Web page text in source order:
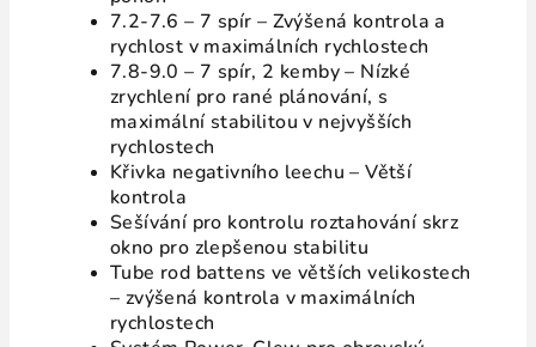
7.2-7.6 – 7 spír – Zvýšená kontrola a
rychlost v maximálních rychlostech
7.8-9.0 – 7 spír, 2 kemby – Nízké
zrychlení pro rané plánování, s
maximální stabilitou v nejvyšších
rychlostech
Křivka negativního leechu – Větší
kontrola
Sešívání pro kontrolu roztahování skrz
okno pro zlepšenou stabilitu
Tube rod battens ve větších velikostech
– zvýšená kontrola v maximálních
rychlostech